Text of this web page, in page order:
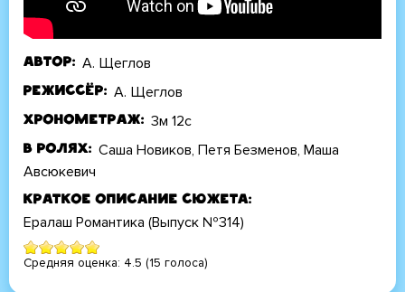
Автор А. Щеглов
Режиссёр А. Щеглов
Хронометраж 3м 12с
В ролях
Саша Новиков, Петя Безменов, Маша
Авсюкевич
Краткое описание сюжета
Ералаш Романтика (Выпуск №314)
Средняя оценка: 4.5 (15 голоса)